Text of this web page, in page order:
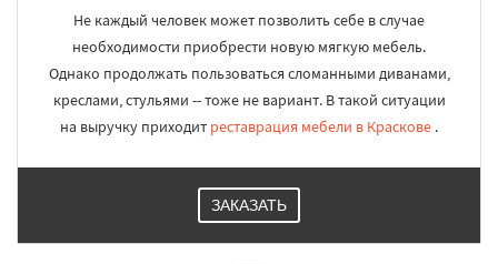
×
Не каждый человек может позволить себе в случае
необходимости приобрести новую мягкую мебель.
Однако продолжать пользоваться сломанными диванами,
креслами, стульями -- тоже не вариант. В такой ситуации
на выручку приходит реставрация мебели в Краскове .
ЗАКАЗАТЬ
×